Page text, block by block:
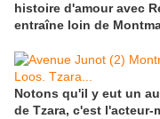
histoire d'amour avec
entraîne loin de
Notons qu'il y eut un
de Tzara, c'est l'acteur-